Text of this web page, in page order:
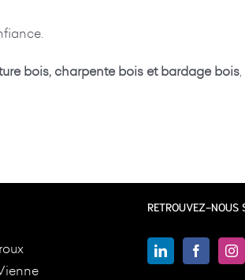
bois, charpente bois et bardage bois
RETROUVEZ-NOUS